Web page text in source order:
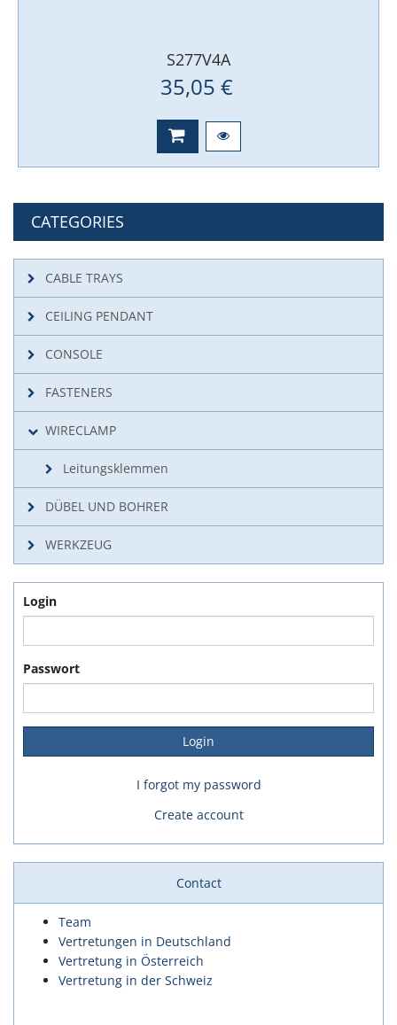
S277V4A
35,05 €
CATEGORIES
CABLE TRAYS
CEILING PENDANT
CONSOLE
FASTENERS
WIRECLAMP
Leitungsklemmen
DÜBEL UND BOHRER
WERKZEUG
Login
Passwort
I forgot my password
Create account
Contact
Team
Vertretungen in Deutschland
Vertretung in Österreich
Vertretung in der Schweiz